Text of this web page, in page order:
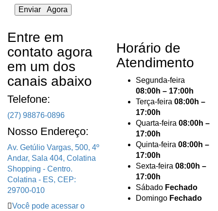
Entre em
contato agora
em um dos
canais abaixo
Telefone:
(27) 98876-0896
Nosso Endereço:
Av. Getúlio Vargas, 500, 4º
Andar, Sala 404, Colatina
Shopping - Centro.
Colatina - ES, CEP:
29700-010
Você pode acessar o
Horário de
Atendimento
Segunda-feira
08:00h – 17:00h
Terça-feira 08:00h –
17:00h
Quarta-feira 08:00h –
17:00h
Quinta-feira 08:00h –
17:00h
Sexta-feira 08:00h –
17:00h
Sábado Fechado
Domingo Fechado